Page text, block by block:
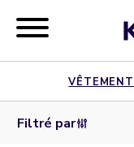
Filtré par